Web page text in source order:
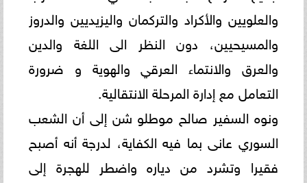
والعلويين والأكراد والتركمان واليزيديين والدروز
والمسيحيين، دون النظر الى ‏اللغة والدين
والعرق والانتماء العرقي والهوية و ضرورة
التعامل مع إدارة المرحلة الانتقالية. ‏‎
ونوه السفير صالح موطلو شن إلى أن الشعب
السوري عانى بما فيه الكفاية، لدرجة أنه أصبح
فقيرا وتشرد من دياره واضطر ‏للهجرة إلى